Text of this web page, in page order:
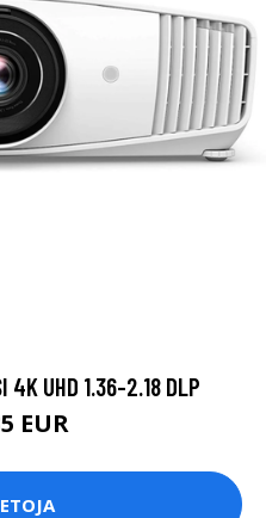
4K UHD 1.36-2.18 DLP
EUR